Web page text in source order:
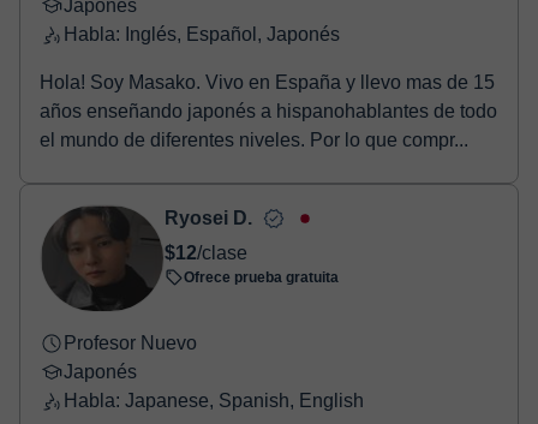
Japonés
Habla: Inglés, Español, Japonés
Hola! Soy Masako. Vivo en España y llevo mas de 15
años enseñando japonés a hispanohablantes de todo
el mundo de diferentes niveles. Por lo que compr...
Ryosei D.
$12/clase
Ofrece prueba gratuita
Profesor Nuevo
Japonés
Habla: Japanese, Spanish, English